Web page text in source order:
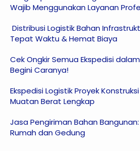
Wajib Menggunakan Layanan
Distribusi Logistik Bahan
Tepat Waktu & Hemat Biaya
Cek Ongkir Semua Ekspedisi
Begini Caranya!
Ekspedisi Logistik Proyek
Muatan Berat Lengkap
Jasa Pengiriman Bahan
Rumah dan Gedung